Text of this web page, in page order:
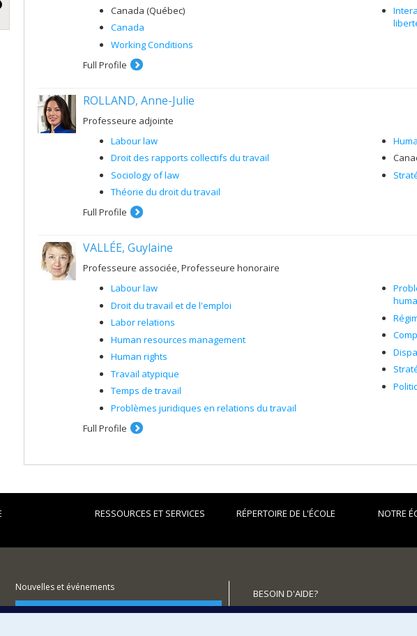
Canada (Québec)
Canada
Working Conditions
Full Profile
ROLLAND, Anne-Julie
Professeure adjointe
Labour law
Droit des rapports collectifs du travail
Sociology of law
Théorie du droit du travail
Full Profile
VALLÉE, Guylaine
Professeure associée, Professeure honoraire
Labour law
Droit du travail et de l'emploi
Labor relations
Human resources management
Human rights
Travail atypique
Temps de travail
Problèmes juridiques en relations du travail
Full Profile
RESSOURCES ET SERVICES RÉPERTOIRE DE L'ÉCOLE NOTRE
Nouvelles et événements
Comment soutenir l'École?
BESOIN D'AIDE?
Plan du site